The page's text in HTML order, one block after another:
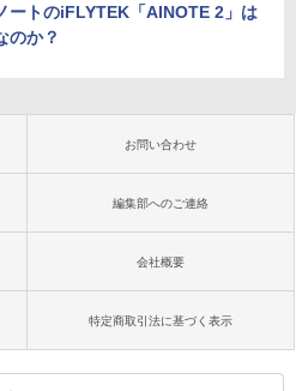
ートのiFLYTEK「AINOTE 2」は
のか？
お問い合わせ
編集部へのご連絡
会社概要
特定商取引法に基づく表示